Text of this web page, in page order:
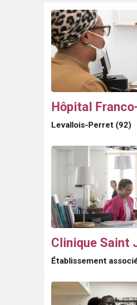
Hôpital
Levallois-Perret (92)
Clinique Saint
Établissement